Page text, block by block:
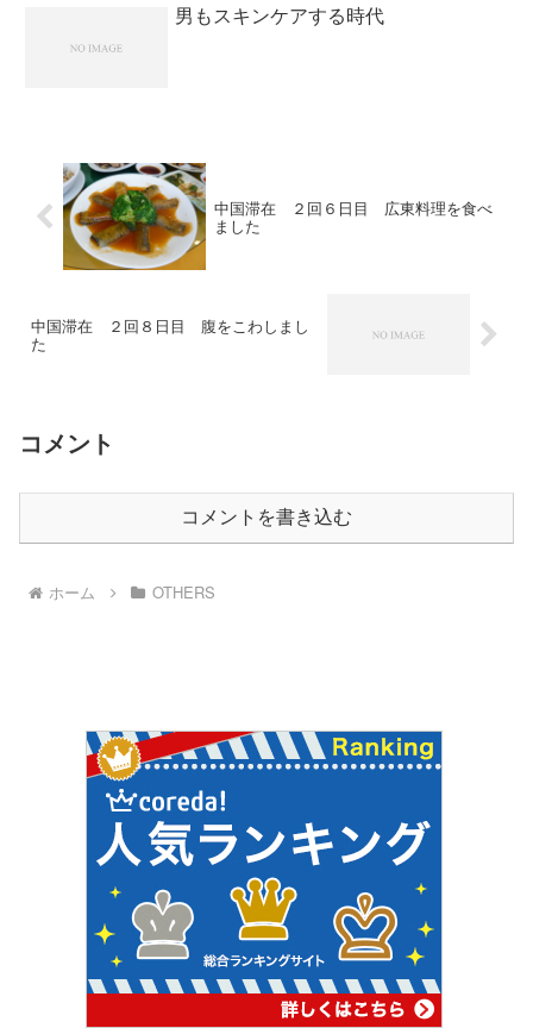
男もスキンケアする時代
中国滞在 ２回６日目 広東料理を食べ
ました
中国滞在 ２回８日目 腹をこわしまし
た
コメント
コメントを書き込む
ホーム OTHERS